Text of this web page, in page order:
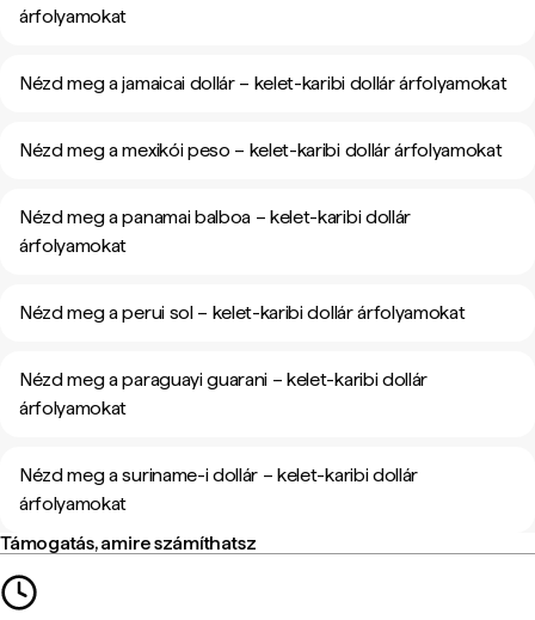
árfolyamokat
Nézd meg a jamaicai dollár – kelet-karibi dollár árfolyamokat
Nézd meg a mexikói peso – kelet-karibi dollár árfolyamokat
Nézd meg a panamai balboa – kelet-karibi dollár
árfolyamokat
Nézd meg a perui sol – kelet-karibi dollár árfolyamokat
Nézd meg a paraguayi guarani – kelet-karibi dollár
árfolyamokat
Nézd meg a suriname-i dollár – kelet-karibi dollár
árfolyamokat
Támogatás, amire számíthatsz